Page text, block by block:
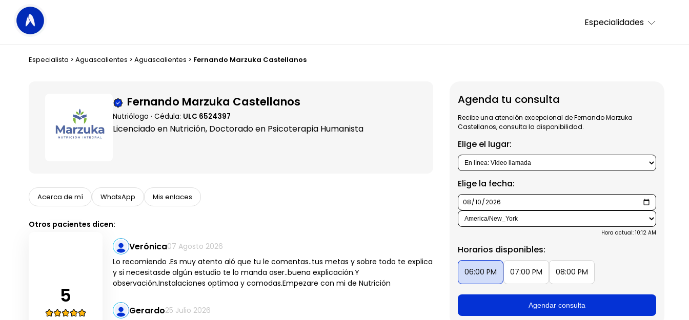
Especialidades
Especialista > Aguascalientes > Aguascalientes > Fernando Marzuka Castellanos
Fernando Marzuka Castellanos
Nutriólogo · Cédula: ULC 6524397
Licenciado en Nutrición, Doctorado en Psicoterapia Humanista
Agenda tu consulta
Recibe una atención excepcional de Fernando Marzuka
Castellanos, consulta la disponibilidad.
Elige el lugar:
Elige la fecha:
Hora actual: 10:12 AM
Horarios disponibles:
06:00 PM 07:00 PM 08:00 PM
Agendar consulta
Acerca de mí WhatsApp Mis enlaces
Otros pacientes dicen:
5
Verónica07 Agosto 2026
Lo recomiendo .Es muy atento aló que tu le comentas..tus metas y sobre todo te explica
y si necesitasde algún estudio te lo manda aser..buena explicación.Y
observación.Instalaciones optimaa y comodas.Empezare con mi de Nutrición
Gerardo25 Julio 2026